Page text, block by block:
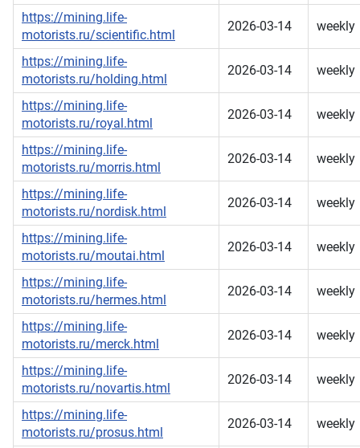
https://mining.life-
motorists.ru/scientific.html
2026-03-14 weekly
https://mining.life-
motorists.ru/holding.html
2026-03-14 weekly
https://mining.life-
motorists.ru/royal.html
2026-03-14 weekly
https://mining.life-
motorists.ru/morris.html
2026-03-14 weekly
https://mining.life-
motorists.ru/nordisk.html
2026-03-14 weekly
https://mining.life-
motorists.ru/moutai.html
2026-03-14 weekly
https://mining.life-
motorists.ru/hermes.html
2026-03-14 weekly
https://mining.life-
motorists.ru/merck.html
2026-03-14 weekly
https://mining.life-
motorists.ru/novartis.html
2026-03-14 weekly
https://mining.life-
motorists.ru/prosus.html
2026-03-14 weekly